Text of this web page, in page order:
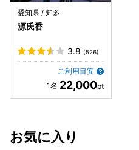
愛知県 / 知多
源氏香
3.8 (526)
ご利用目安
22,000
お気に入り